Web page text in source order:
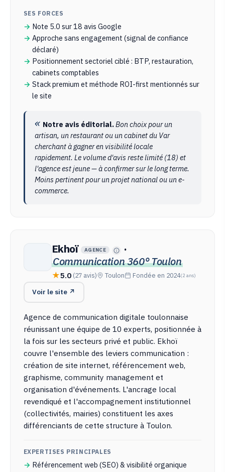
SES FORCES
Note 5.0 sur 18 avis Google
Approche sans engagement (signal de confiance
déclaré)
Positionnement sectoriel ciblé : BTP, restauration,
cabinets comptables
Stack premium et méthode ROI-first mentionnés sur
le site
Notre avis éditorial.Bon choix pour un
artisan, un restaurant ou un cabinet du Var
cherchant à gagner en visibilité locale
rapidement. Le volume d'avis reste limité (18) et
l'agence est jeune — à confirmer sur le long terme.
Moins pertinent pour un projet national ou un e-
commerce.
Ekhoï AGENCE
·
Communication 360° Toulon
5.0 (27 avis) Toulon Fondée en 2024(2 ans)
Voir le site ↗
Agence de communication digitale toulonnaise
réunissant une équipe de 10 experts, positionnée à
la fois sur les secteurs privé et public. Ekhoï
couvre l'ensemble des leviers communication :
création de site internet, référencement web,
graphisme, community management et
organisation d'événements. L'ancrage local
revendiqué et l'accompagnement institutionnel
(collectivités, mairies) constituent les axes
différenciants de cette structure à Toulon.
EXPERTISES PRINCIPALES
Référencement web (SEO) & visibilité organique